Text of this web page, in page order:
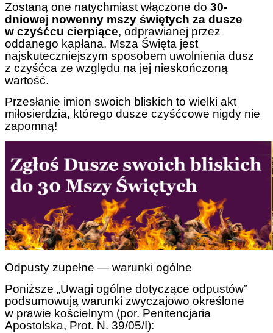
Zostaną one natychmiast włączone do 30-
dniowej nowenny mszy świętych za dusze
w czyśćcu cierpiące, odprawianej przez
oddanego kapłana. Msza Święta jest
najskuteczniejszym sposobem uwolnienia dusz
z czyśćca ze względu na jej nieskończoną
wartość.
Przesłanie imion swoich bliskich to wielki akt
miłosierdzia, którego dusze czyśćcowe nigdy nie
zapomną!
Odpusty zupełne — warunki ogólne
Poniższe „Uwagi ogólne dotyczące odpustów”
podsumowują warunki zwyczajowo określone
w prawie kościelnym (por. Penitencjaria
Apostolska, Prot. N. 39/05/I):